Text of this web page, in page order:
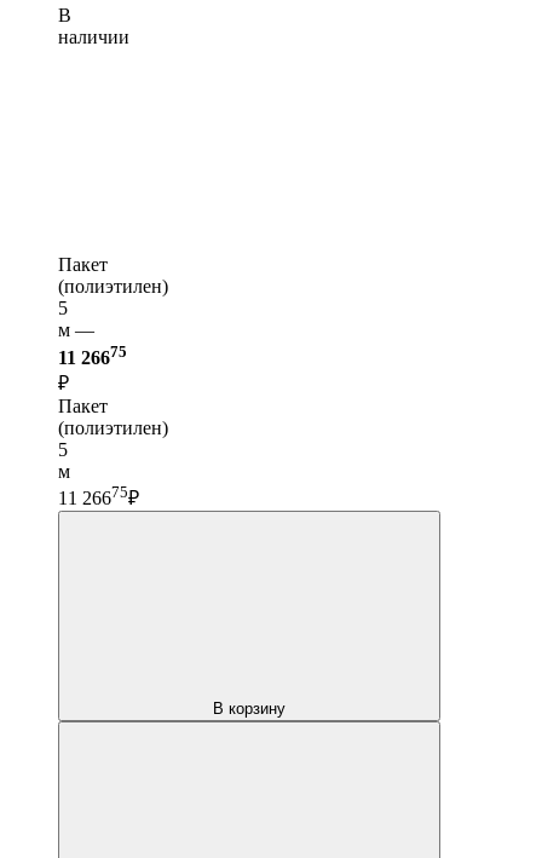
В
наличии
Пакет
(полиэтилен)
5
м —
11 26675
₽
Пакет
(полиэтилен)
5
м
11 26675₽
В корзину